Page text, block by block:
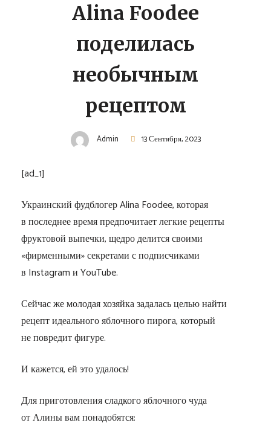
Alina Foodee
поделилась
необычным
рецептом
Admin 13 Сентября, 2023
[ad_1]
Украинский фудблогер Alina Foodee, которая
в последнее время предпочитает легкие рецепты
фруктовой выпечки, щедро делится своими
«фирменными» секретами с подписчиками
в Instagram и YouTube.
Сейчас же молодая хозяйка задалась целью найти
рецепт идеального яблочного пирога, который
не повредит фигуре.
И кажется, ей это удалось!
Для приготовления сладкого яблочного чуда
от Алины вам понадобятся: